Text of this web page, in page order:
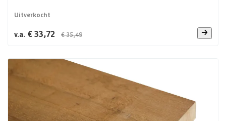
Uitverkocht
v.a. € 33,72 € 35,49